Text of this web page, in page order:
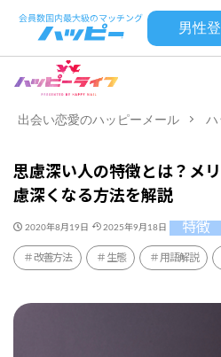
男性
出会い恋愛のハッピーメール ハ
思慮深い人の特徴とは？メ
慮深くなる方法を解説
2020年8月19日 2025年9月18日 特徴
改善方法 生態 用語解説